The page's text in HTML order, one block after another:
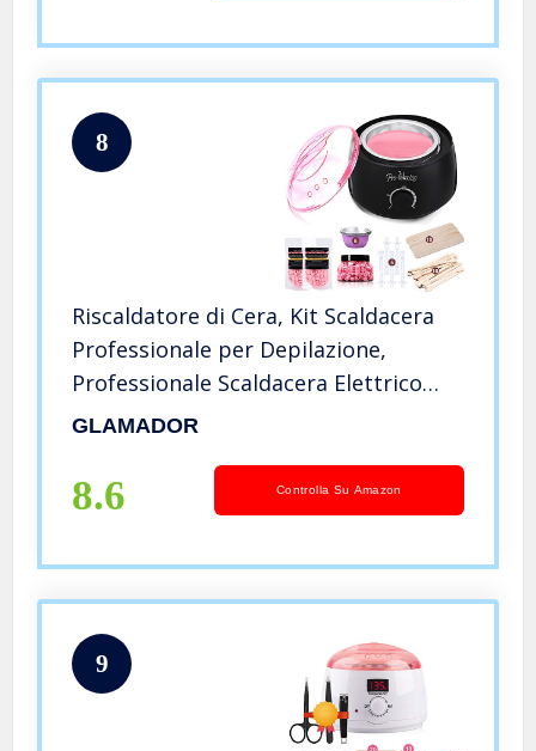
8
Riscaldatore di Cera, Kit Scaldacera
Professionale per Depilazione,
Professionale Scaldacera Elettrico
con 3 Buste di Cera, 20 Bastoncini di
Gambe Bikini, Rosa 500ML
GLAMADOR
8.6 Controlla Su Amazon
9